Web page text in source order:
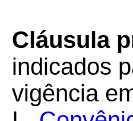
Cláusula
indicados
vigência